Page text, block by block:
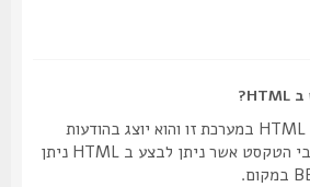
לא. אין אפשרות לשלוח HTML במערכת זו והוא יוצג בהודעות
בתור HTML. רוב עיצובי הטקסט אשר ניתן לבצע ב HTML ניתן